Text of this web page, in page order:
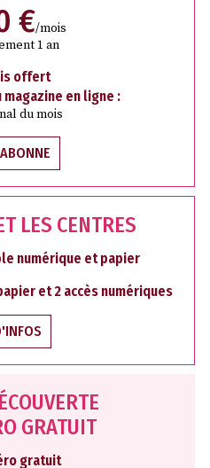
€/mois
1 an
offert
en ligne :
du mois
LES CENTRES
numérique et papier
et 2 accès numériques
GRATUIT
gratuit